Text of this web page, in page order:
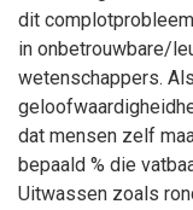
dit
in onbetrouwbare/
wetenschappers.
dat mensen zelf
bepaald % die
Uitwassen zoals